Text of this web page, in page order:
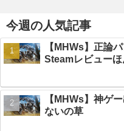
今週の人気記事
【MHWs】正論
Steamレビューほ
【MHWs】神ゲ
ないの草